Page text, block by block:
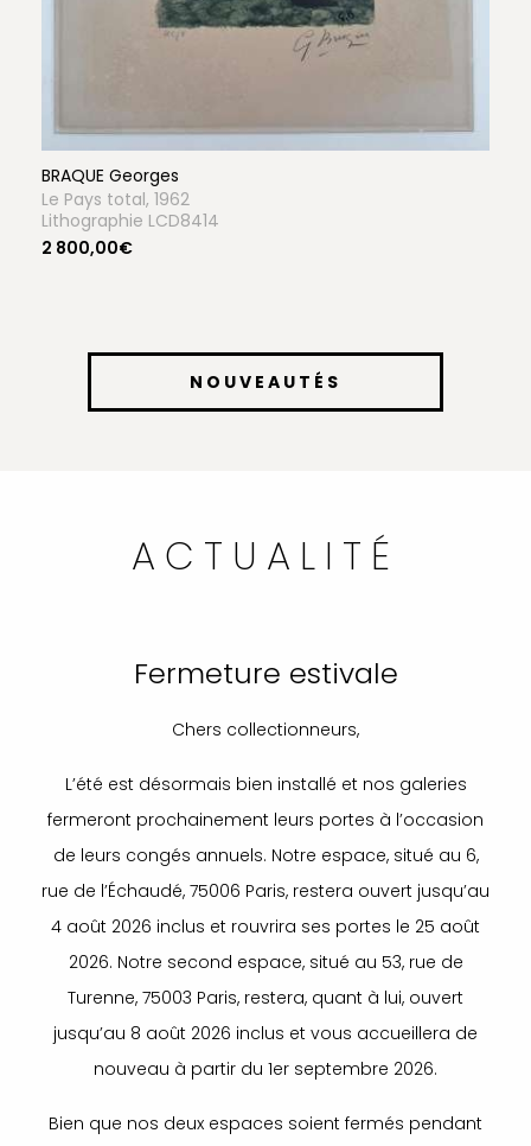
BRAQUE Georges
Le Pays total, 1962
Lithographie LCD8414
2 800,00€
NOUVEAUTÉS
ACTUALITÉ
Fermeture estivale
Chers collectionneurs,
L’été est désormais bien installé et nos galeries
fermeront prochainement leurs portes à l’occasion
de leurs congés annuels. Notre espace, situé au 6,
rue de l’Échaudé, 75006 Paris, restera ouvert jusqu’au
4 août 2026 inclus et rouvrira ses portes le 25 août
2026. Notre second espace, situé au 53, rue de
Turenne, 75003 Paris, restera, quant à lui, ouvert
jusqu’au 8 août 2026 inclus et vous accueillera de
nouveau à partir du 1er septembre 2026.
Bien que nos deux espaces soient fermés pendant